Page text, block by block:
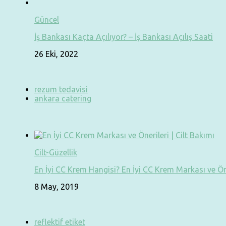
Güncel
İş Bankası Kaçta Açılıyor? – İş Bankası Açılış Saati
26 Eki, 2022
rezum tedavisi
ankara catering
Cilt-Güzellik
En İyi CC Krem Hangisi? En İyi CC Krem Markası ve
8 May, 2019
reflektif etiket